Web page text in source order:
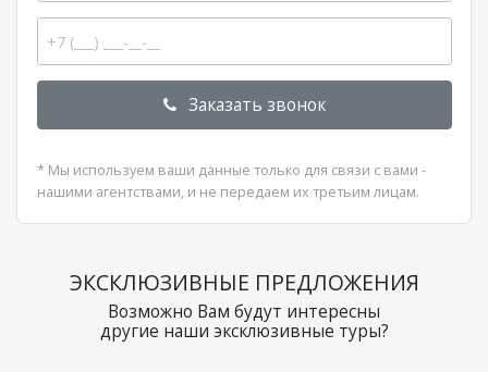
Заказать звонок
* Мы используем ваши данные только для связи с вами -
нашими агентствами, и не передаем их третьим лицам.
ЭКСКЛЮЗИВНЫЕ ПРЕДЛОЖЕНИЯ
Возможно Вам будут интересны
другие наши эксклюзивные туры?